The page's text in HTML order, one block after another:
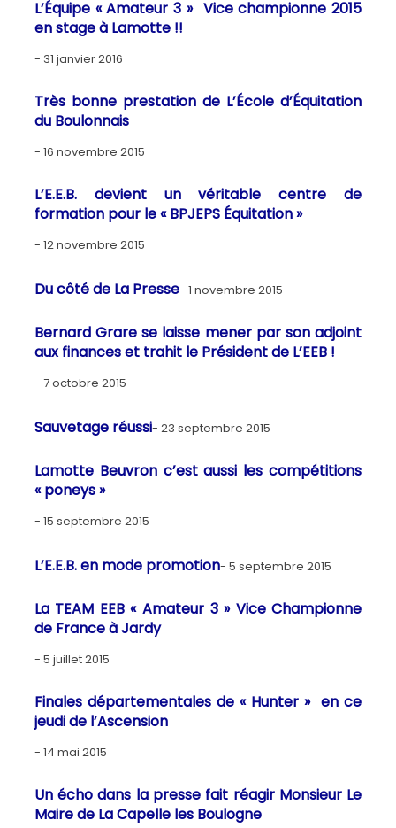
L’Équipe « Amateur 3 » Vice championne 2015
en stage à Lamotte !!
31 janvier 2016
Très bonne prestation de L’École d’Équitation
du Boulonnais
16 novembre 2015
L’E.E.B. devient un véritable centre de
formation pour le « BPJEPS Équitation »
12 novembre 2015
Du côté de La Presse 1 novembre 2015
Bernard Grare se laisse mener par son adjoint
aux finances et trahit le Président de L’EEB !
7 octobre 2015
Sauvetage réussi 23 septembre 2015
Lamotte Beuvron c’est aussi les compétitions
« poneys »
15 septembre 2015
L’E.E.B. en mode promotion 5 septembre 2015
La TEAM EEB « Amateur 3 » Vice Championne
de France à Jardy
5 juillet 2015
Finales départementales de « Hunter » en ce
jeudi de l’Ascension
14 mai 2015
Un écho dans la presse fait réagir Monsieur Le
Maire de La Capelle les Boulogne